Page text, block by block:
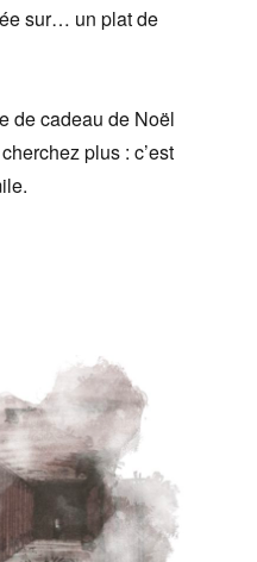
sur… un plat de
de cadeau de Noël
plus : c’est